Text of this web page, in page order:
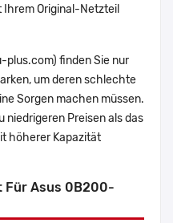
Original-Netzteil
plus.com) finden Sie nur
um deren schlechte
Sorgen machen müssen.
niedrigeren Preisen als das
höherer Kapazität
Für Asus 0B200-